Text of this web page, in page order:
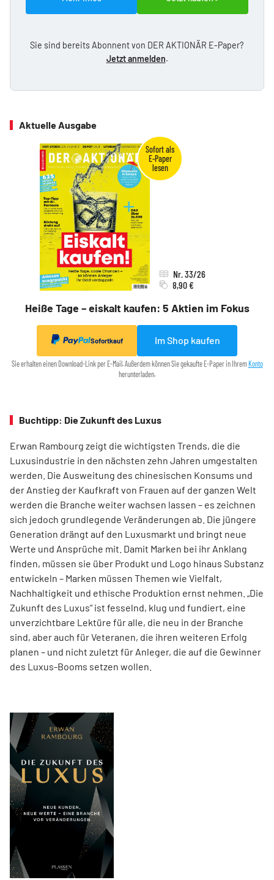
Sie sind bereits Abonnent von DER AKTIONÄR E-Paper?
Jetzt anmelden.
Aktuelle Ausgabe
Heiße Tage – eiskalt kaufen: 5 Aktien im Fokus
Nr. 33/26
8,90 €
Sofortkauf Im Shop kaufen
Sie erhalten einen Download-Link per E-Mail. Außerdem können Sie gekaufte E-Paper in IhremKonto
herunterladen.
Buchtipp: Die Zukunft des Luxus
Erwan Rambourg zeigt die wichtigsten Trends, die die
Luxusindustrie in den nächsten zehn Jahren umgestalten
werden. Die Ausweitung des chinesischen Konsums und
der Anstieg der Kaufkraft von Frauen auf der ganzen Welt
werden die Branche weiter wachsen lassen – es zeichnen
sich jedoch grundlegende Veränderungen ab. Die jüngere
Generation drängt auf den Luxusmarkt und bringt neue
Werte und Ansprüche mit. Damit Marken bei ihr Anklang
finden, müssen sie über Produkt und Logo hinaus Substanz
entwickeln – Marken müssen Themen wie Vielfalt,
Nachhaltigkeit und ethische Produktion ernst nehmen. „Die
Zukunft des Luxus“ ist fesselnd, klug und fundiert, eine
unverzichtbare Lektüre für alle, die neu in der Branche
sind, aber auch für Veteranen, die ihren weiteren Erfolg
planen – und nicht zuletzt für Anleger, die auf die Gewinner
des Luxus-Booms setzen wollen.